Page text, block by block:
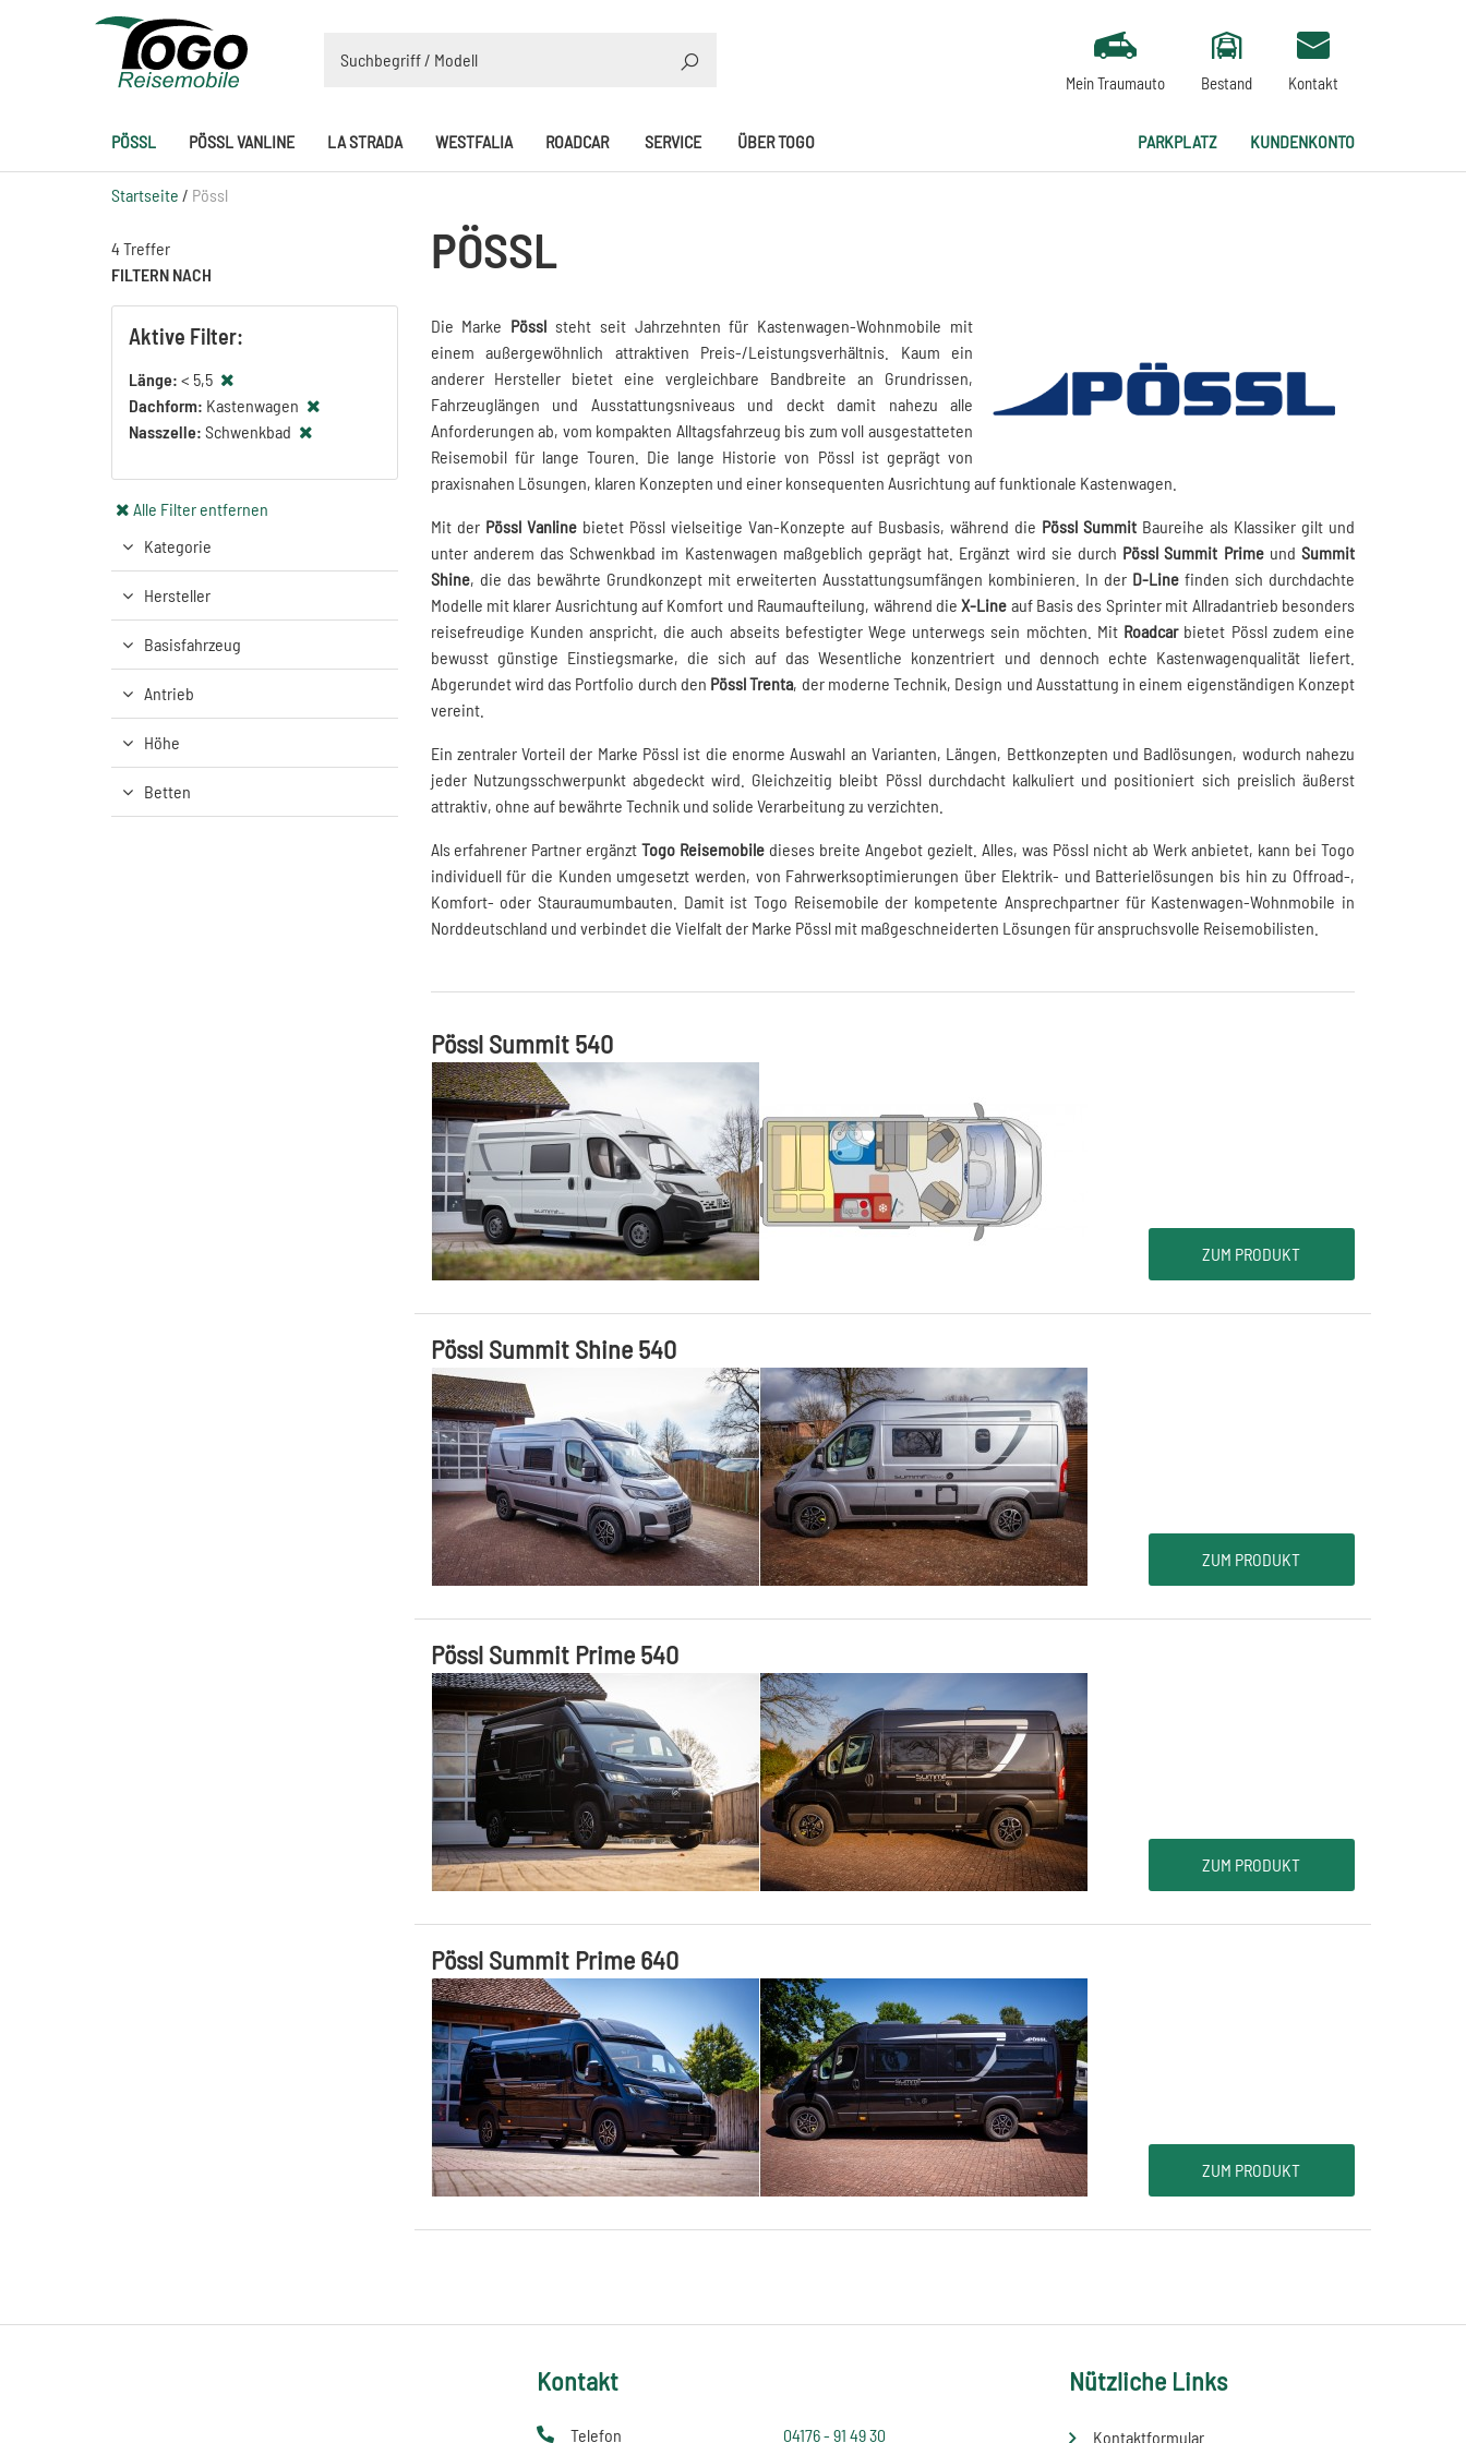
Mein Traumauto Bestand Kontakt
PÖSSL PÖSSL VANLINE LA STRADA WESTFALIA ROADCAR SERVICE ÜBER TOGO KUNDENKONTO
PARKPLATZ
Startseite / Pössl
PÖSSL
FILTERN NACH
Aktive Filter:
Länge: < 5,5
Dachform: Kastenwagen
Nasszelle: Schwenkbad
Alle Filter entfernen
Kategorie
Hersteller
Basisfahrzeug
Antrieb
Höhe
Betten
4 Treffer
Die Marke Pössl steht seit Jahrzehnten für Kastenwagen-Wohnmobile mit
einem außergewöhnlich attraktiven Preis-/Leistungsverhältnis. Kaum ein
anderer Hersteller bietet eine vergleichbare Bandbreite an Grundrissen,
Fahrzeuglängen und Ausstattungsniveaus und deckt damit nahezu alle
Anforderungen ab, vom kompakten Alltagsfahrzeug bis zum voll ausgestatteten
Reisemobil für lange Touren. Die lange Historie von Pössl ist geprägt von
praxisnahen Lösungen, klaren Konzepten und einer konsequenten Ausrichtung auf funktionale Kastenwagen.
Mit der Pössl Vanlinebietet Pössl vielseitige Van-Konzepte auf Busbasis, während die Pössl SummitBaureihe als Klassiker gilt und
unter anderem das Schwenkbad im Kastenwagen maßgeblich geprägt hat. Ergänzt wird sie durch Pössl Summit PrimeundSummit
Shine, die das bewährte Grundkonzept mit erweiterten Ausstattungsumfängen kombinieren. In der D-Linefinden sich durchdachte
Modelle mit klarer Ausrichtung auf Komfort und Raumaufteilung, während dieX-Line auf Basis des Sprinter mit Allradantrieb besonders
reisefreudige Kunden anspricht, die auch abseits befestigter Wege unterwegs sein möchten. Mit Roadcarbietet Pössl zudem eine
bewusst günstige Einstiegsmarke, die sich auf das Wesentliche konzentriert und dennoch echte Kastenwagenqualität liefert.
Abgerundet wird das Portfolio durch den Pössl Trenta, der moderne Technik, Design und Ausstattung in einem eigenständigen Konzept
vereint.
Ein zentraler Vorteil der Marke Pössl ist die enorme Auswahl an Varianten, Längen, Bettkonzepten und Badlösungen, wodurch nahezu
jeder Nutzungsschwerpunkt abgedeckt wird. Gleichzeitig bleibt Pössl durchdacht kalkuliert und positioniert sich preislich äußerst
attraktiv, ohne auf bewährte Technik und solide Verarbeitung zu verzichten.
Als erfahrener Partner ergänztTogo Reisemobile dieses breite Angebot gezielt. Alles, was Pössl nicht ab Werk anbietet, kann bei Togo
individuell für die Kunden umgesetzt werden, von Fahrwerksoptimierungen über Elektrik- und Batterielösungen bis hin zu Offroad-,
Komfort- oder Stauraumumbauten. Damit ist Togo Reisemobile der kompetente Ansprechpartner für Kastenwagen-Wohnmobile in
Norddeutschland und verbindet die Vielfalt der Marke Pössl mit maßgeschneiderten Lösungen für anspruchsvolle Reisemobilisten.
Pössl Summit 540
ZUM PRODUKT
Pössl Summit Shine 540
ZUM PRODUKT
Pössl Summit Prime 540
ZUM PRODUKT
Pössl Summit Prime 640
ZUM PRODUKT
Kontakt
Telefon 04176 - 91 49 30
Nützliche Links
Kontaktformular